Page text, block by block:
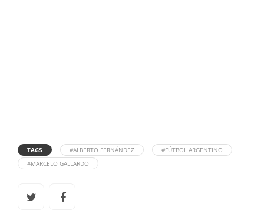
TAGS #ALBERTO FERNÁNDEZ
#FÚTBOL ARGENTINO
#MARCELO GALLARDO